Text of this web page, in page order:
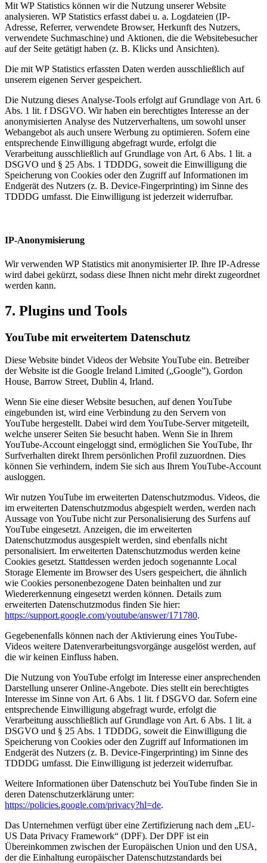
Mit WP Statistics können wir die Nutzung unserer Website
analysieren. WP Statistics erfasst dabei u. a. Logdateien (IP-
Adresse, Referrer, verwendete Browser, Herkunft des Nutzers,
verwendete Suchmaschine) und Aktionen, die die Websitebesucher
auf der Seite getätigt haben (z. B. Klicks und Ansichten).
Die mit WP Statistics erfassten Daten werden ausschließlich auf
unserem eigenen Server gespeichert.
Die Nutzung dieses Analyse-Tools erfolgt auf Grundlage von Art. 6
Abs. 1 lit. f DSGVO. Wir haben ein berechtigtes Interesse an der
anonymisierten Analyse des Nutzerverhaltens, um sowohl unser
Webangebot als auch unsere Werbung zu optimieren. Sofern eine
entsprechende Einwilligung abgefragt wurde, erfolgt die
Verarbeitung ausschließlich auf Grundlage von Art. 6 Abs. 1 lit. a
DSGVO und § 25 Abs. 1 TDDDG, soweit die Einwilligung die
Speicherung von Cookies oder den Zugriff auf Informationen im
Endgerät des Nutzers (z. B. Device-Fingerprinting) im Sinne des
TDDDG umfasst. Die Einwilligung ist jederzeit widerrufbar.
IP-Anonymisierung
Wir verwenden WP Statistics mit anonymisierter IP. Ihre IP-Adresse
wird dabei gekürzt, sodass diese Ihnen nicht mehr direkt zugeordnet
werden kann.
7. Plugins und Tools
YouTube mit erweitertem Datenschutz
Diese Website bindet Videos der Website YouTube ein. Betreiber
der Website ist die Google Ireland Limited („Google”), Gordon
House, Barrow Street, Dublin 4, Irland.
Wenn Sie eine dieser Website besuchen, auf denen YouTube
eingebunden ist, wird eine Verbindung zu den Servern von
YouTube hergestellt. Dabei wird dem YouTube-Server mitgeteilt,
welche unserer Seiten Sie besucht haben. Wenn Sie in Ihrem
YouTube-Account eingeloggt sind, ermöglichen Sie YouTube, Ihr
Surfverhalten direkt Ihrem persönlichen Profil zuzuordnen. Dies
können Sie verhindern, indem Sie sich aus Ihrem YouTube-Account
ausloggen.
Wir nutzen YouTube im erweiterten Datenschutzmodus. Videos, die
im erweiterten Datenschutzmodus abgespielt werden, werden nach
Aussage von YouTube nicht zur Personalisierung des Surfens auf
YouTube eingesetzt. Anzeigen, die im erweiterten
Datenschutzmodus ausgespielt werden, sind ebenfalls nicht
personalisiert. Im erweiterten Datenschutzmodus werden keine
Cookies gesetzt. Stattdessen werden jedoch sogenannte Local
Storage Elemente im Browser des Users gespeichert, die ähnlich
wie Cookies personenbezogene Daten beinhalten und zur
Wiedererkennung eingesetzt werden können. Details zum
erweiterten Datenschutzmodus finden Sie hier:
https://support.google.com/youtube/answer/171780.
Gegebenenfalls können nach der Aktivierung eines YouTube-
Videos weitere Datenverarbeitungsvorgänge ausgelöst werden, auf
die wir keinen Einfluss haben.
Die Nutzung von YouTube erfolgt im Interesse einer ansprechenden
Darstellung unserer Online-Angebote. Dies stellt ein berechtigtes
Interesse im Sinne von Art. 6 Abs. 1 lit. f DSGVO dar. Sofern eine
entsprechende Einwilligung abgefragt wurde, erfolgt die
Verarbeitung ausschließlich auf Grundlage von Art. 6 Abs. 1 lit. a
DSGVO und § 25 Abs. 1 TDDDG, soweit die Einwilligung die
Speicherung von Cookies oder den Zugriff auf Informationen im
Endgerät des Nutzers (z. B. Device-Fingerprinting) im Sinne des
TDDDG umfasst. Die Einwilligung ist jederzeit widerrufbar.
Weitere Informationen über Datenschutz bei YouTube finden Sie in
deren Datenschutzerklärung unter:
https://policies.google.com/privacy?hl=de.
Das Unternehmen verfügt über eine Zertifizierung nach dem „EU-
US Data Privacy Framework“ (DPF). Der DPF ist ein
Übereinkommen zwischen der Europäischen Union und den USA,
der die Einhaltung europäischer Datenschutzstandards bei